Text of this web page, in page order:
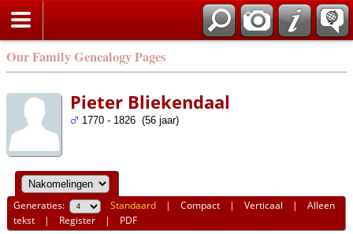
Our Family Genealogy Pages
Pieter Bliekendaal
1770 - 1826 (56 jaar)
Generaties: Standaard |Compact |Verticaal |Alleen
tekst | Register | PDF